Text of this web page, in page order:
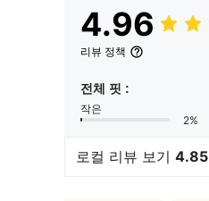
4.96
리뷰 정책
전체 핏 :
작은
2%
로컬 리뷰 보기 4.85